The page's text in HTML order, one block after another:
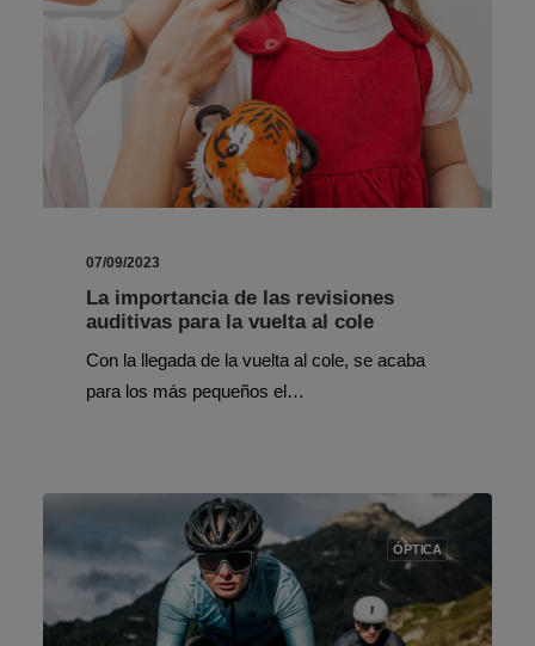
07/09/2023
La importancia de las revisiones
auditivas para la vuelta al cole
Con la llegada de la vuelta al cole, se acaba
para los más pequeños el…
ÓPTICA